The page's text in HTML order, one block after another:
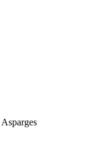
Asparges